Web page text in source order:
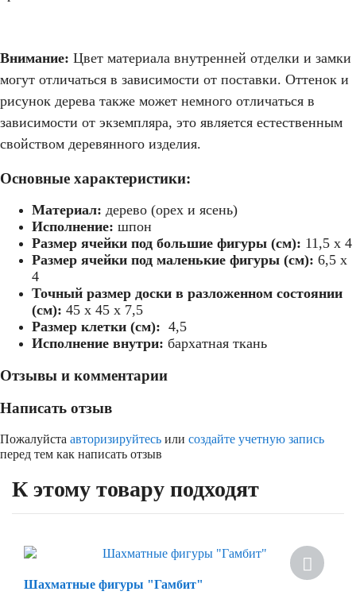
Внимание: Цвет материала внутренней отделки и замки
могут отличаться в зависимости от поставки. Оттенок и
рисунок дерева также может немного отличаться в
зависимости от экземпляра, это является естественным
свойством деревянного изделия.
Основные характеристики:
Материал: дерево (орех и ясень)
Исполнение: шпон
Размер ячейки под большие фигуры (см): 11,5 х 4
Размер ячейки под маленькие фигуры (см): 6,5 х
4
Точный размер доски в разложенном состоянии
(см): 45 x 45 x 7,5
Размер клетки (см): 4,5
Исполнение внутри: бархатная ткань
Отзывы и комментарии
Написать отзыв
Пожалуйста авторизируйтесь или создайте учетную запись
перед тем как написать отзыв
К этому товару подходят
Шахматные фигуры "Гамбит"